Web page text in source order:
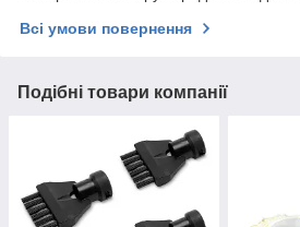
Всі умови повернення
Подібні товари компанії